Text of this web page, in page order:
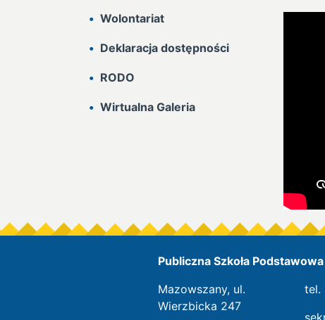
Wolontariat
Deklaracja dostępności
RODO
Wirtualna Galeria
Publiczna Szkoła
Mazowszany, ul.
Wierzbicka 247
tel.